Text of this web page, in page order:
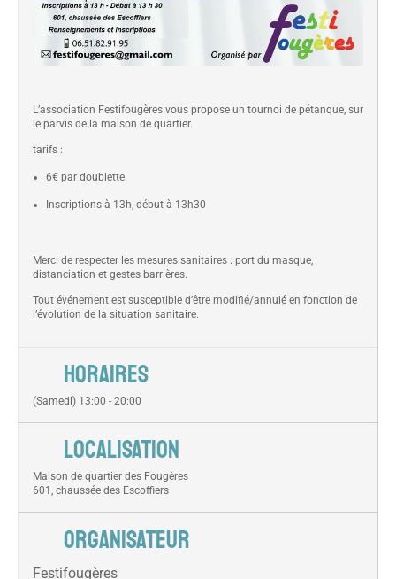
L’association Festifougères vous propose un tournoi de pétanque, sur
le parvis de la maison de quartier.
tarifs :
6€ par doublette
Inscriptions à 13h, début à 13h30
Merci de respecter les mesures sanitaires : port du masque,
distanciation et gestes barrières.
Tout événement est susceptible d’être modifié/annulé en fonction de
l’évolution de la situation sanitaire.
HORAIRES
(Samedi) 13:00 - 20:00
LOCALISATION
Maison de quartier des Fougères
601, chaussée des Escoffiers
ORGANISATEUR
Festifougères